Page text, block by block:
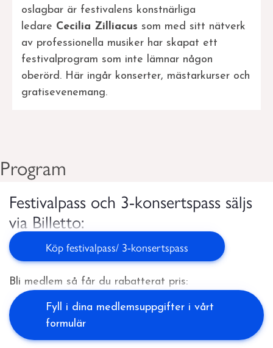
oslagbar är festivalens konstnärliga
ledare Cecilia Zilliacus som med sitt nätverk
av professionella musiker har skapat ett
festivalprogram som inte lämnar någon
oberörd. Här ingår konserter, mästarkurser och
gratisevenemang.
Program
Festivalpass och 3-konsertspass säljs
via Billetto:
Köp festivalpass/ 3-konsertspass
Bli medlem så får du rabatterat pris:
Fyll i dina medlemsuppgifter i vårt
formulär